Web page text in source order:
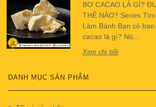
BƠ CACAO LÀ GÌ?
THẾ NÀO? Series
Làm Bánh Bạn có
cacao là gì? Nó...
Xem chi tiết
DANH MỤC SẢN PHẨM